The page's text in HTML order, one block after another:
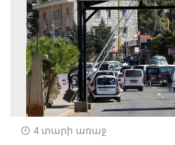
4 տարի առաջ